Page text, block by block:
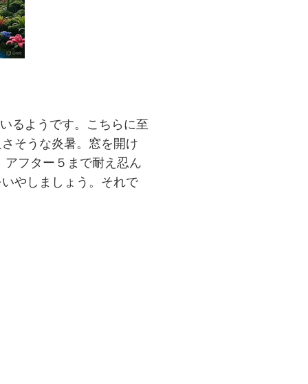
るようです。こちらに至
そうな炎暑。窓を開け
フター５まで耐え忍ん
やしましょう。それで